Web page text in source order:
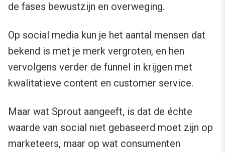
de fases bewustzijn en overweging.
Op social media kun je het aantal mensen dat
bekend is met je merk vergroten, en hen
vervolgens verder de funnel in krijgen met
kwalitatieve content en customer service.
Maar wat Sprout aangeeft, is dat de échte
waarde van social niet gebaseerd moet zijn op
marketeers, maar op wat consumenten